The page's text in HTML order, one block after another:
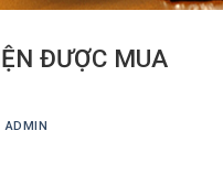
ĐƯỢC MUA
ADMIN